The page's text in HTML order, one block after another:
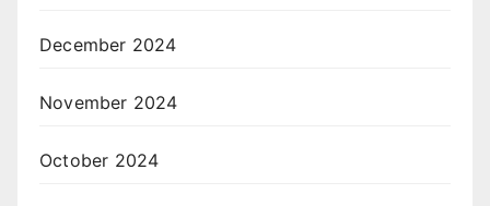
December 2024
November 2024
October 2024